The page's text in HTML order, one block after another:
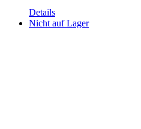
Details
Nicht auf Lager